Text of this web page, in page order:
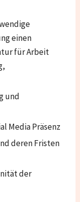
einen
für Arbeit
und
Media Präsenz
deren Fristen
der